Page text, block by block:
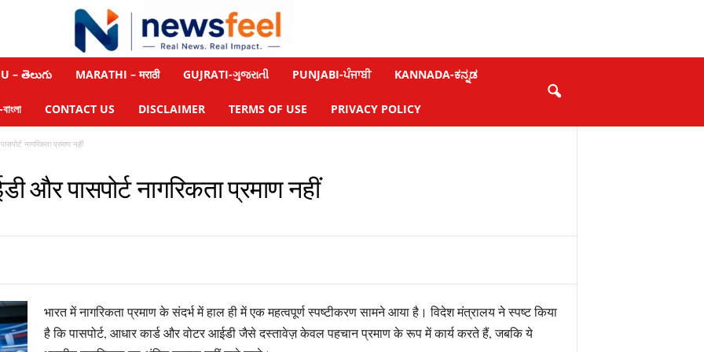
– తెలుగు MARATHI – मराठी GUJRATI-ગુજરાતી PUNJABI-ਪੰਜਾਬੀ KANNADA-ಕನ್ನಡ
CONTACT US DISCLAIMER TERMS OF USE PRIVACY POLICY
नागरिकता प्रमाण नहीं
और पासपोर्ट नागरिकता प्रमाण नहीं
भारत में नागरिकता प्रमाण के संदर्भ में हाल ही में एक महत्वपूर्ण स्पष्टीकरण सामने आया है। विदेश मंत्रालय ने स्पष्ट किया
है कि पासपोर्ट, आधार कार्ड और वोटर आईडी जैसे दस्तावेज़ केवल पहचान प्रमाण के रूप में कार्य करते हैं, जबकि ये